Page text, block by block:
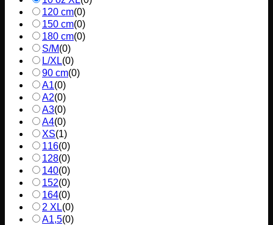
120 cm(0)
150 cm(0)
180 cm(0)
S/M(0)
L/XL(0)
90 cm(0)
A1(0)
A2(0)
A3(0)
A4(0)
XS(1)
116(0)
128(0)
140(0)
152(0)
164(0)
2 XL(0)
A1,5(0)